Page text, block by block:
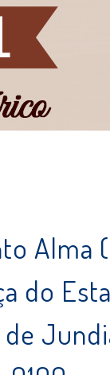
Alma
do